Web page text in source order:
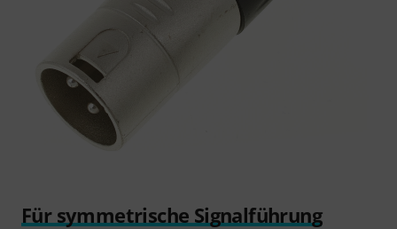
Für symmetrische Signalführung